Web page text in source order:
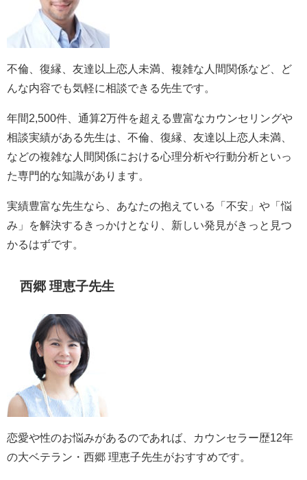
不倫、復縁、友達以上恋人未満、複雑な人間関係など、ど
んな内容でも気軽に相談できる先生です。
年間2,500件、通算2万件を超える豊富なカウンセリングや
相談実績がある先生は、不倫、復縁、友達以上恋人未満、
などの複雑な人間関係における心理分析や行動分析といっ
た専門的な知識があります。
実績豊富な先生なら、あなたの抱えている「不安」や「悩
み」を解決するきっかけとなり、新しい発見がきっと見つ
かるはずです。
西郷 理恵子先生
恋愛や性のお悩みがあるのであれば、カウンセラー歴12年
の大ベテラン・西郷 理恵子先生がおすすめです。